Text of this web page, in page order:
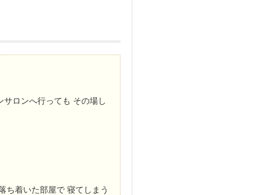
ロンへ行っても その場し
ち着いた部屋で 寝てしまう